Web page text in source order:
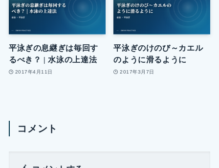
平泳ぎの息継ぎは毎回す
るべき？ | 水泳の上達法
2017年4月11日
平泳ぎのけのび～カエル
のように滑るように
2017年3月7日
コメント